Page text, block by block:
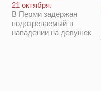
21 октября.
В Перми задержан
подозреваемый в
нападении на девушек